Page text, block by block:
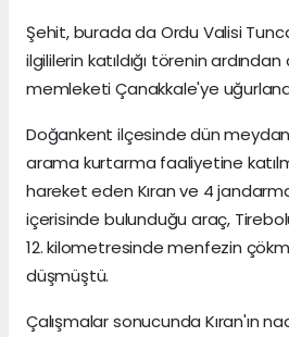
Şehit, burada da Ordu Valisi
ilgililerin katıldığı törenin
memleketi Çanakkale'ye
Doğankent ilçesinde dün
arama kurtarma faaliyetine
hareket eden Kıran ve 4
içerisinde bulunduğu araç,
12. kilometresinde menfezin
düşmüştü.
Çalışmalar sonucunda Kıran'ın